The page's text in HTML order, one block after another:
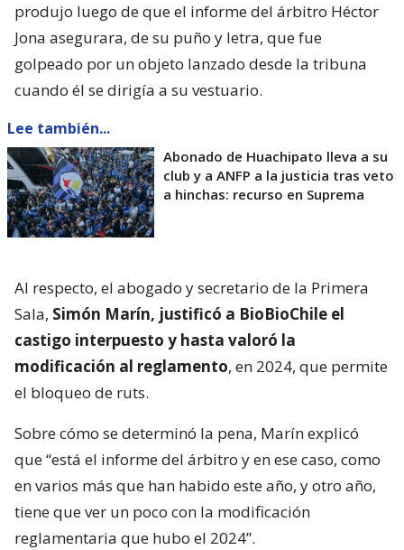
produjo luego de que el informe del árbitro Héctor
Jona asegurara, de su puño y letra, que fue
golpeado por un objeto lanzado desde la tribuna
cuando él se dirigía a su vestuario.
Lee también...
Abonado de Huachipato lleva a su
club y a ANFP a la justicia tras veto
a hinchas: recurso en Suprema
Al respecto, el abogado y secretario de la Primera
Sala, Simón Marín, justificó a BioBioChile el
castigo interpuesto y hasta valoró la
modificación al reglamento, en 2024, que permite
el bloqueo de ruts.
Sobre cómo se determinó la pena, Marín explicó
que “está el informe del árbitro y en ese caso, como
en varios más que han habido este año, y otro año,
tiene que ver un poco con la modificación
reglamentaria que hubo el 2024”.